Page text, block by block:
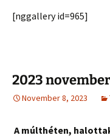
[nggallery id=965]
2023 november
November 8, 2023
A múlthéten,